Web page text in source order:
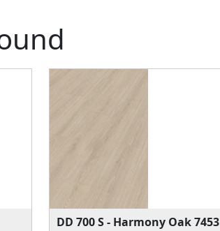
DD 700 S - Harmony Oak 7453